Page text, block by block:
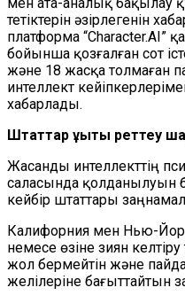
тетіктерін әзірлегенін
платформа “Character.AI”
бойынша қозғалған сот
және 18 жасқа толмаған
интеллект
хабарлады.
Штаттар құқықтық реттеу
Жасанды интеллекттің
саласында
кейбір штаттары
Калифорния мен Нью-
немесе өзіне зиян
жол бермейтін және
желілеріне бағыттайтын